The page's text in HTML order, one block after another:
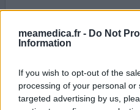
meamedica.fr - Do Not
Information
If you wish to opt-out of the
processing of your personal
targeted advertising by us,
votre avis
Medrol
22/11/2010 | Homme
méthylprednisolone